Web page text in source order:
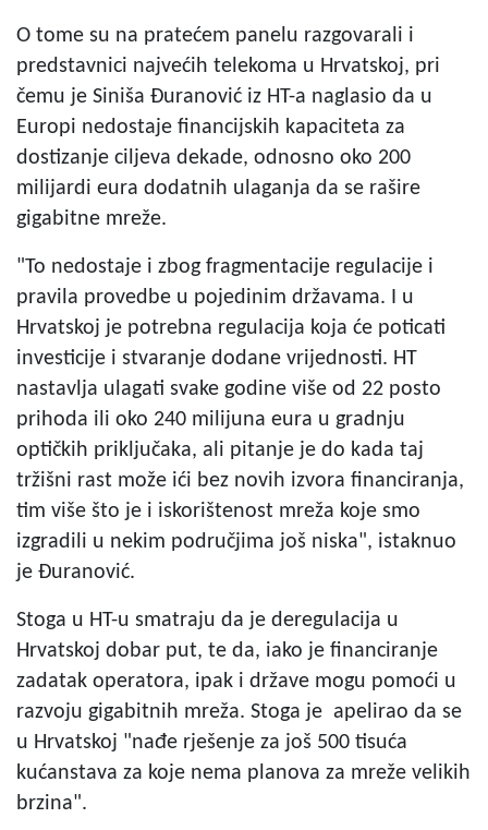
O tome su na pratećem panelu razgovarali i
predstavnici najvećih telekoma u Hrvatskoj, pri
čemu je Siniša Đuranović iz HT-a naglasio da u
Europi nedostaje financijskih kapaciteta za
dostizanje ciljeva dekade, odnosno oko 200
milijardi eura dodatnih ulaganja da se rašire
gigabitne mreže.
"To nedostaje i zbog fragmentacije regulacije i
pravila provedbe u pojedinim državama. I u
Hrvatskoj je potrebna regulacija koja će poticati
investicije i stvaranje dodane vrijednosti. HT
nastavlja ulagati svake godine više od 22 posto
prihoda ili oko 240 milijuna eura u gradnju
optičkih priključaka, ali pitanje je do kada taj
tržišni rast može ići bez novih izvora financiranja,
tim više što je i iskorištenost mreža koje smo
izgradili u nekim područjima još niska", istaknuo
je Đuranović.
Stoga u HT-u smatraju da je deregulacija u
Hrvatskoj dobar put, te da, iako je financiranje
zadatak operatora, ipak i države mogu pomoći u
razvoju gigabitnih mreža. Stoga je apelirao da se
u Hrvatskoj "nađe rješenje za još 500 tisuća
kućanstava za koje nema planova za mreže velikih
brzina".